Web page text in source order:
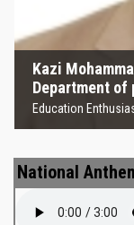
Kazi
Department
Education
National